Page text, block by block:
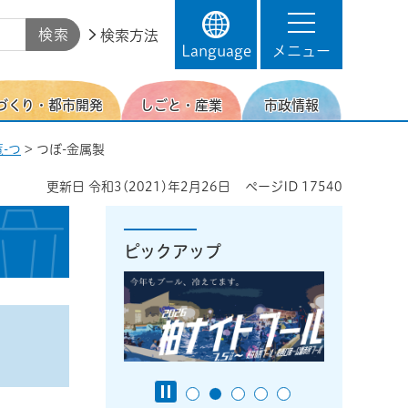
検索方法
Language
メニュー
くり・都市開発 しごと・産業 市政情報
-つ > つぼ-金属製
更新日 令和3(2021)年2月26日 ページID 17540
ピックアップ